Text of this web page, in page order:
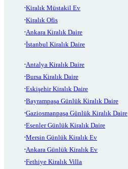
Kiralık Müstakil Ev
Kiralık Ofis
Ankara Kiralık Daire
İstanbul Kiralık Daire
Antalya Kiralık Daire
Bursa Kiralık Daire
Eskişehir Kiralık Daire
Bayrampaşa Günlük Kiralık Daire
Gaziosmanpaşa Günlük Kiralık Daire
Esenler Günlük Kiralık Daire
Mersin Günlük Kiralık Ev
Ankara Günlük Kiralık Ev
Fethiye Kiralık Villa